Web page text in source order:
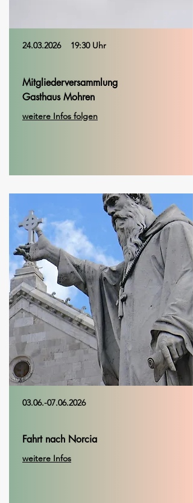
24.03.202619:30 Uhr
Mitgliederversammlung
Gasthaus Mohren
weitere Infos folgen
03.06.-07.06.2026
Fahrt nach Norcia
weitere Infos